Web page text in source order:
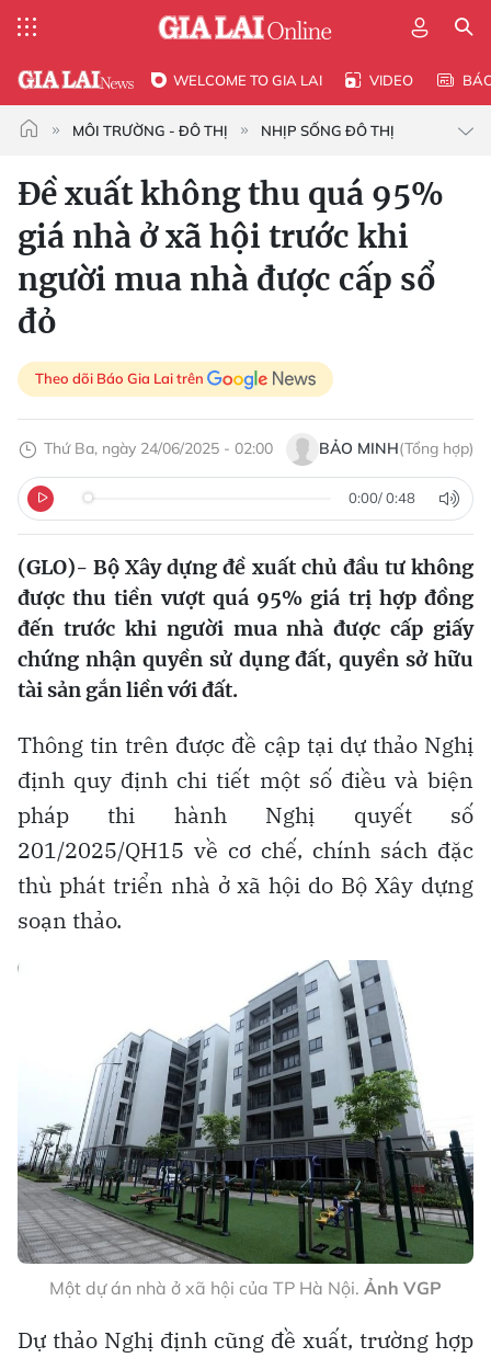
WELCOME TO GIA LAI VIDEO
MÔI TRƯỜNG - ĐÔ THỊ NHỊP SỐNG ĐÔ THỊ
Đề xuất không thu quá 95%
giá nhà ở xã hội trước khi
người mua nhà được cấp sổ
đỏ
Theo dõi Báo Gia Lai trên
Thứ Ba, ngày 24/06/2025 - 02:00 BẢO MINH(Tổng hợp)
0:00/0:48
(GLO)- Bộ Xây dựng đề xuất chủ đầu tư không
được thu tiền vượt quá 95% giá trị hợp đồng
đến trước khi người mua nhà được cấp giấy
chứng nhận quyền sử dụng đất, quyền sở hữu
tài sản gắn liền với đất.
Thông tin trên được đề cập tại dự thảo Nghị
định quy định chi tiết một số điều và biện
pháp thi hành Nghị quyết số
201/2025/QH15 về cơ chế, chính sách đặc
thù phát triển nhà ở xã hội do Bộ Xây dựng
soạn thảo.
Một dự án nhà ở xã hội của TP Hà Nội. Ảnh VGP
Dự thảo Nghị định cũng đề xuất, trường hợp